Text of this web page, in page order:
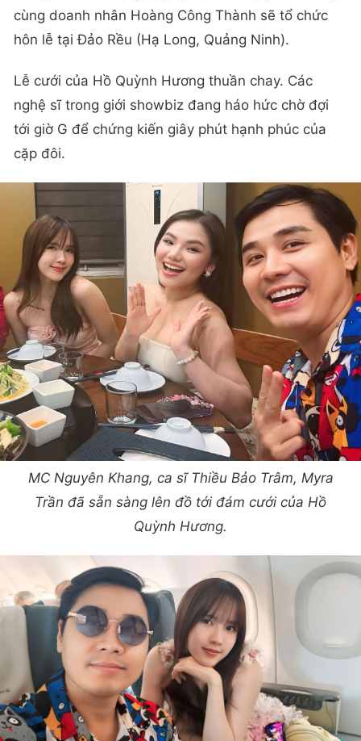
cùng doanh nhân Hoàng Công Thành sẽ tổ chức
hôn lễ tại Đảo Rều (Hạ Long, Quảng Ninh).
Lễ cưới của Hồ Quỳnh Hương thuần chay. Các
nghệ sĩ trong giới showbiz đang háo hức chờ đợi
tới giờ G để chứng kiến giây phút hạnh phúc của
cặp đôi.
MC Nguyên Khang, ca sĩ Thiều Bảo Trâm, Myra
Trần đã sẵn sàng lên đồ tới đám cưới của Hồ
Quỳnh Hương.